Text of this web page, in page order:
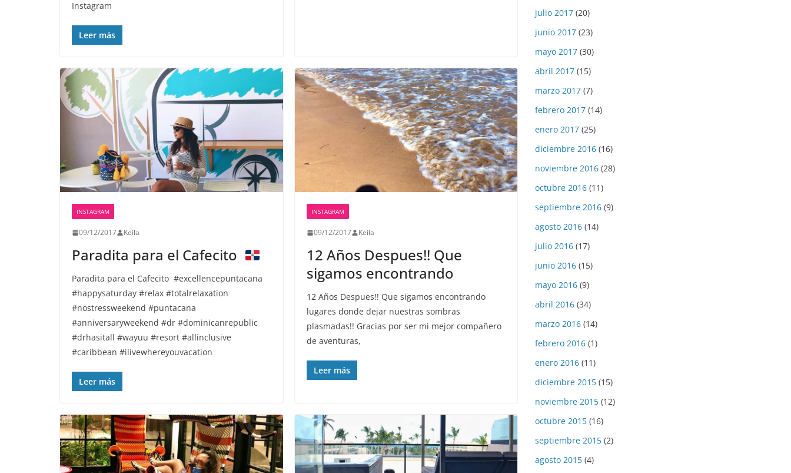
Instagram
Leer más
INSTAGRAM
09/12/2017 Keila
Paradita para el Cafecito
Paradita para el Cafecito ️ #excellencepuntacana
#happysaturday #relax #totalrelaxation
#nostressweekend #puntacana
#anniversaryweekend #dr #dominicanrepublic
#drhasitall #wayuu #resort #allinclusive
#caribbean #ilivewhereyouvacation
Leer más
INSTAGRAM
09/12/2017 Keila
12 Años Despues!! Que
sigamos encontrando
12 Años Despues!! Que sigamos encontrando
lugares donde dejar nuestras sombras
plasmadas!! Gracias por ser mi mejor compañero
de aventuras,
Leer más
julio 2017 (20)
junio 2017 (23)
mayo 2017 (30)
abril 2017 (15)
marzo 2017 (7)
febrero 2017 (14)
enero 2017 (25)
diciembre 2016 (16)
noviembre 2016 (28)
octubre 2016 (11)
septiembre 2016 (9)
agosto 2016 (14)
julio 2016 (17)
junio 2016 (15)
mayo 2016 (9)
abril 2016 (34)
marzo 2016 (14)
febrero 2016 (1)
enero 2016 (11)
diciembre 2015 (15)
noviembre 2015 (12)
octubre 2015 (16)
septiembre 2015 (2)
agosto 2015 (4)